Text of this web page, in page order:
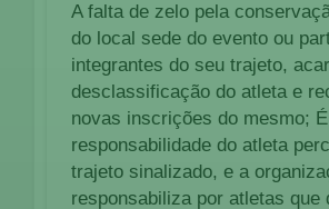
A falta de zelo pela
do local sede do evento ou
integrantes do seu trajeto,
desclassificação do atleta e
novas inscrições do mesmo;
responsabilidade do atleta
trajeto sinalizado, e a
responsabiliza por atletas que